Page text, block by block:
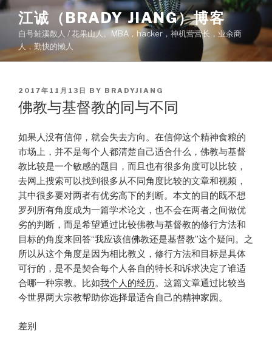
Skip
content
江诚（BRADY JIANG）博客
自号鲑溪散人 / 花果山人。MBA，hacker，神机营营长，业余商
人，勤快的懒人
POSTED
ON
2017年11月13日 BY BRADYJIANG
佛教与基督教的同与不同
如果人没有信仰，就会失去方向。在信仰这个精神食粮的
市场上，并不是每个人都清楚自己适合什么，佛教与基督
教比较是一个敏感的题目，而且也有很多角度可以比较，
去网上搜索可以找到很多从不同角度比较的文章和视频，
其中很多要对两者有优劣高下的判断。本文的目的既不想
罗列所有角度成为一篇学术论文，也不会在两者之间做优
劣的判断，而是希望通过比较佛教与基督教的修行方法和
目标的角度来回答“我应该信佛教还是基督教”这个疑问。之
所以从这个角度是因为相比教义，修行方法和目标是具体
可行的，是不是契合每个人各自的特长和诉求决定了谁适
合哪一种宗教。比如我个人的经历。这篇文章通过比较当
今世界两大宗教帮助你选择最适合自己的精神家园。
差别